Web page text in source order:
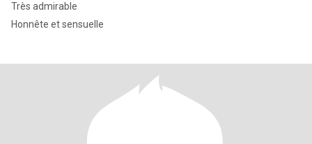
Très admirable
Honnête et sensuelle